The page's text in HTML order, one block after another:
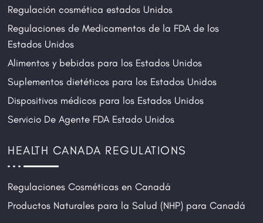
Regulación cosmética estados Unidos
Regulaciones de Medicamentos de la FDA de los
Estados Unidos
Alimentos y bebidas para los Estados Unidos
Suplementos dietéticos para los Estados Unidos
Dispositivos médicos para los Estados Unidos
Servicio De Agente FDA Estado Unidos
HEALTH CANADA REGULATIONS
Regulaciones Cosméticas en Canadá
Productos Naturales para la Salud (NHP) para Canadá